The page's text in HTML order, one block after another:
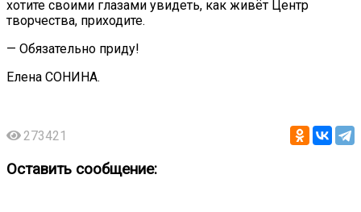
хотите своими глазами увидеть, как живёт Центр
творчества, приходите.
— Обязательно приду!
Елена СОНИНА.
273421
Оставить сообщение: